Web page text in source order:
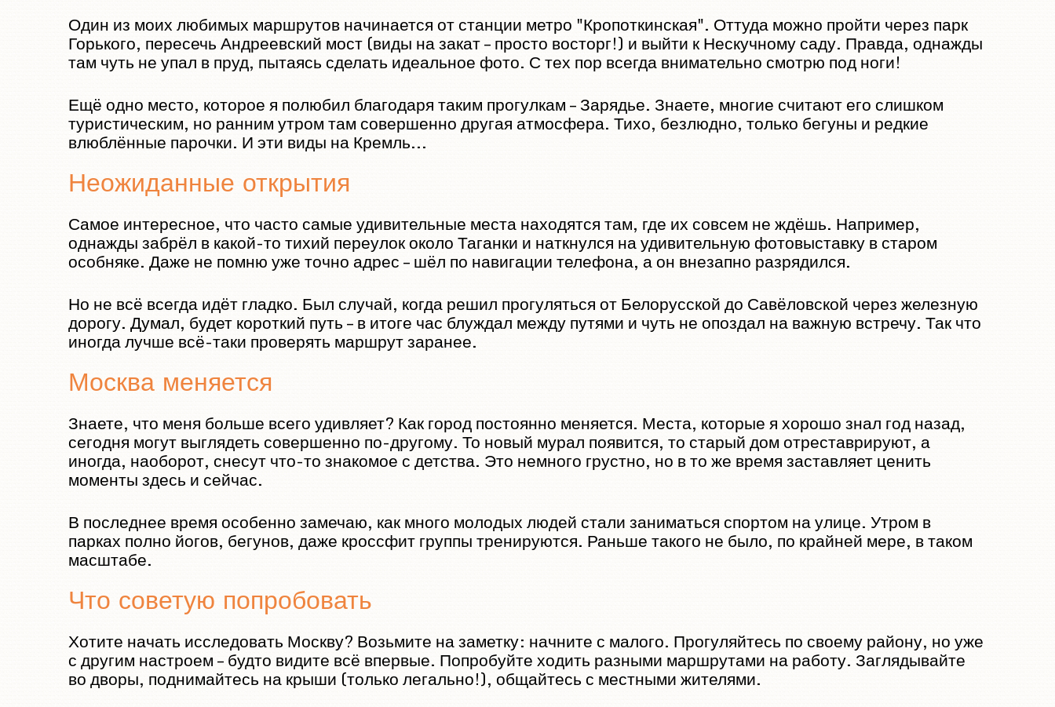
Один из моих любимых маршрутов начинается от станции метро "Кропоткинская". Оттуда можно пройти через парк
Горького, пересечь Андреевский мост (виды на закат – просто восторг!) и выйти к Нескучному саду. Правда, однажды
там чуть не упал в пруд, пытаясь сделать идеальное фото. С тех пор всегда внимательно смотрю под ноги!
Ещё одно место, которое я полюбил благодаря таким прогулкам – Зарядье. Знаете, многие считают его слишком
туристическим, но ранним утром там совершенно другая атмосфера. Тихо, безлюдно, только бегуны и редкие
влюблённые парочки. И эти виды на Кремль...
Неожиданные открытия
Самое интересное, что часто самые удивительные места находятся там, где их совсем не ждёшь. Например,
однажды забрёл в какой-то тихий переулок около Таганки и наткнулся на удивительную фотовыставку в старом
особняке. Даже не помню уже точно адрес – шёл по навигации телефона, а он внезапно разрядился.
Но не всё всегда идёт гладко. Был случай, когда решил прогуляться от Белорусской до Савёловской через железную
дорогу. Думал, будет короткий путь – в итоге час блуждал между путями и чуть не опоздал на важную встречу. Так что
иногда лучше всё-таки проверять маршрут заранее.
Москва меняется
Знаете, что меня больше всего удивляет? Как город постоянно меняется. Места, которые я хорошо знал год назад,
сегодня могут выглядеть совершенно по-другому. То новый мурал появится, то старый дом отреставрируют, а
иногда, наоборот, снесут что-то знакомое с детства. Это немного грустно, но в то же время заставляет ценить
моменты здесь и сейчас.
В последнее время особенно замечаю, как много молодых людей стали заниматься спортом на улице. Утром в
парках полно йогов, бегунов, даже кроссфит группы тренируются. Раньше такого не было, по крайней мере, в таком
масштабе.
Что советую попробовать
Хотите начать исследовать Москву? Возьмите на заметку: начните с малого. Прогуляйтесь по своему району, но уже
с другим настроем – будто видите всё впервые. Попробуйте ходить разными маршрутами на работу. Заглядывайте
во дворы, поднимайтесь на крыши (только легально!), общайтесь с местными жителями.